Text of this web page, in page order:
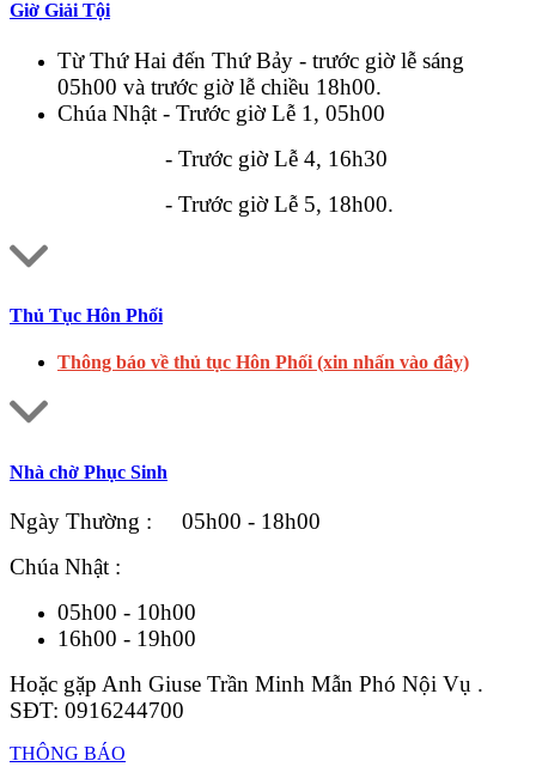
Giờ Giải Tội
Từ Thứ Hai đến Thứ Bảy - trước giờ lễ sáng
05h00 và trước giờ lễ chiều 18h00.
Chúa Nhật - Trước giờ Lễ 1, 05h00
- Trước giờ Lễ 4, 16h30
- Trước giờ Lễ 5, 18h00.
Thủ Tục Hôn Phối
Thông báo về thủ tục Hôn Phối (xin nhấn vào đây)
Nhà chờ Phục Sinh
Ngày Thường : 05h00 - 18h00
Chúa Nhật :
05h00 - 10h00
16h00 - 19h00
Hoặc gặp Anh Giuse Trần Minh Mẫn Phó Nội Vụ .
SĐT: 0916244700
THÔNG BÁO